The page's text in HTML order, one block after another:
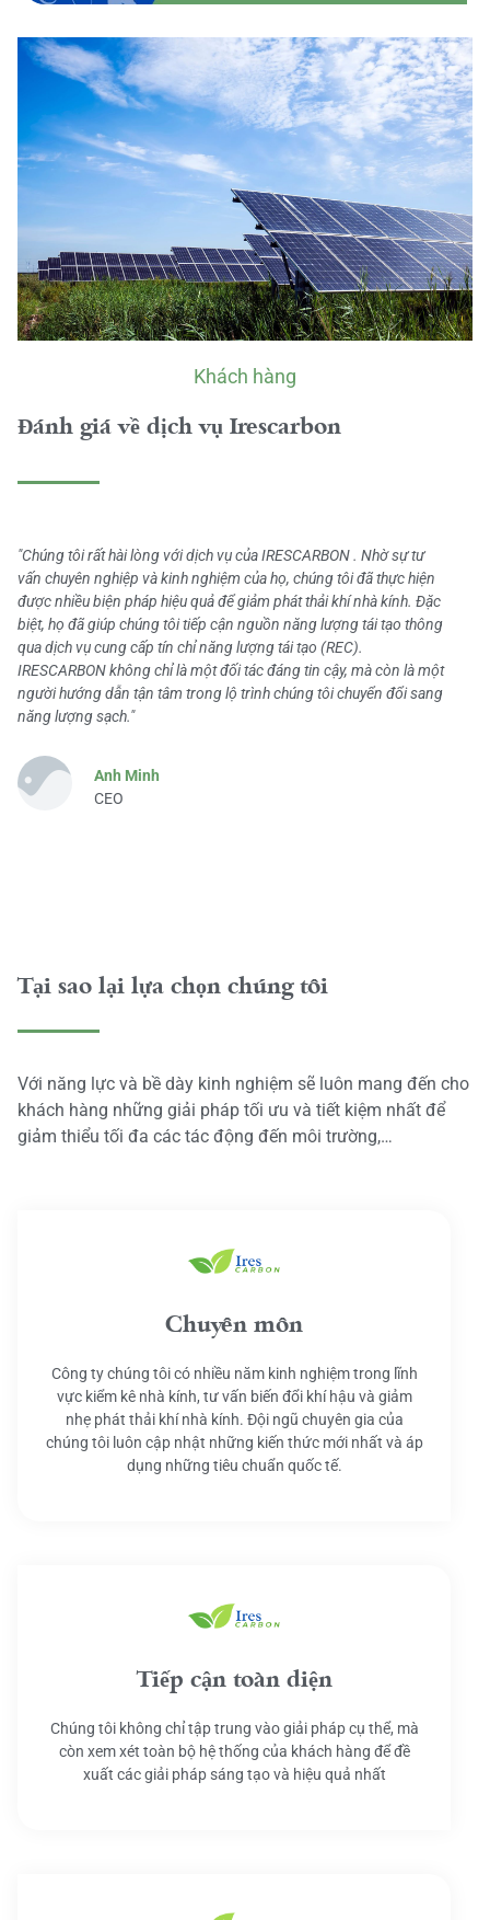
Khách hàng
Đánh giá về dịch vụ Irescarbon
"Chúng tôi rất hài lòng với dịch vụ của IRESCARBON . Nhờ sự tư
vấn chuyên nghiệp và kinh nghiệm của họ, chúng tôi đã thực hiện
được nhiều biện pháp hiệu quả để giảm phát thải khí nhà kính. Đặc
biệt, họ đã giúp chúng tôi tiếp cận nguồn năng lượng tái tạo thông
qua dịch vụ cung cấp tín chỉ năng lượng tái tạo (REC).
IRESCARBON không chỉ là một đối tác đáng tin cậy, mà còn là một
người hướng dẫn tận tâm trong lộ trình chúng tôi chuyển đổi sang
năng lượng sạch."
Anh Minh
CEO
Tại sao lại lựa chọn chúng tôi
Với năng lực và bề dày kinh nghiệm sẽ luôn mang đến cho
khách hàng những giải pháp tối ưu và tiết kiệm nhất để
giảm thiểu tối đa các tác động đến môi trường,…
Chuyên môn
Công ty chúng tôi có nhiều năm kinh nghiệm trong lĩnh
vực kiểm kê nhà kính, tư vấn biến đổi khí hậu và giảm
nhẹ phát thải khí nhà kính. Đội ngũ chuyên gia của
chúng tôi luôn cập nhật những kiến thức mới nhất và áp
dụng những tiêu chuẩn quốc tế.
Tiếp cận toàn diện
Chúng tôi không chỉ tập trung vào giải pháp cụ thể, mà
còn xem xét toàn bộ hệ thống của khách hàng để đề
xuất các giải pháp sáng tạo và hiệu quả nhất